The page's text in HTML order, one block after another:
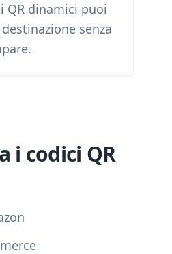
QR dinamici puoi
senza
i codici QR